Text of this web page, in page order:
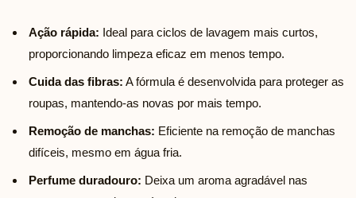
Ação rápida: Ideal para ciclos de lavagem mais curtos,
proporcionando limpeza eficaz em menos tempo.
Cuida das fibras: A fórmula é desenvolvida para proteger as
roupas, mantendo-as novas por mais tempo.
Remoção de manchas: Eficiente na remoção de manchas
difíceis, mesmo em água fria.
Perfume duradouro: Deixa um aroma agradável nas